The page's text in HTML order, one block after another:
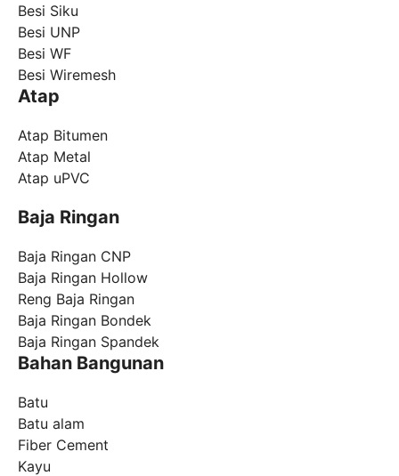
Besi Siku
Besi UNP
Besi WF
Besi Wiremesh
Atap
Atap Bitumen
Atap Metal
Atap uPVC
Baja Ringan
Baja Ringan CNP
Baja Ringan Hollow
Reng Baja Ringan
Baja Ringan Bondek
Baja Ringan Spandek
Bahan Bangunan
Batu
Batu alam
Fiber Cement
Kayu